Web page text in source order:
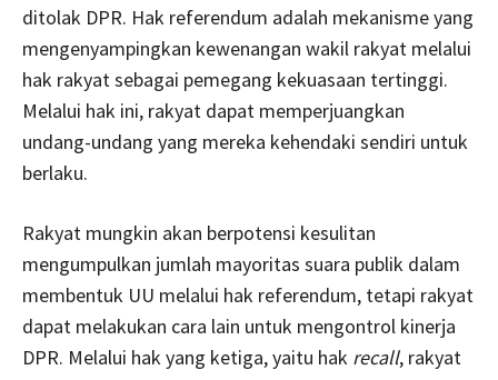
ditolak DPR. Hak referendum adalah mekanisme yang
mengenyampingkan kewenangan wakil rakyat melalui
hak rakyat sebagai pemegang kekuasaan tertinggi.
Melalui hak ini, rakyat dapat memperjuangkan
undang-undang yang mereka kehendaki sendiri untuk
berlaku.
Rakyat mungkin akan berpotensi kesulitan
mengumpulkan jumlah mayoritas suara publik dalam
membentuk UU melalui hak referendum, tetapi rakyat
dapat melakukan cara lain untuk mengontrol kinerja
DPR. Melalui hak yang ketiga, yaitu hak recall, rakyat